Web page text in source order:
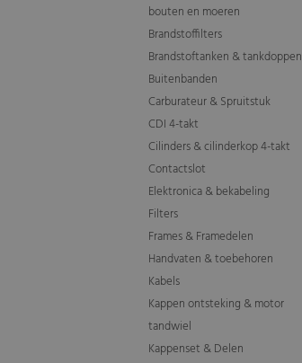
bouten en moeren
Brandstoffilters
Brandstoftanken & tankdoppen
Buitenbanden
Carburateur & Spruitstuk
CDI 4-takt
Cilinders & cilinderkop 4-takt
Contactslot
Elektronica & bekabeling
Filters
Frames & Framedelen
Handvaten & toebehoren
Kabels
Kappen ontsteking & motor
tandwiel
Kappenset & Delen